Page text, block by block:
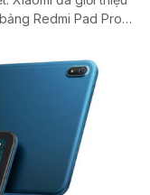
Redmi Pad Pro…